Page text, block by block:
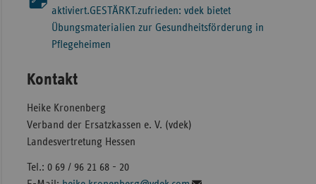
aktiviert.GESTÄRKT.zufrieden: vdek bietet
Übungsmaterialien zur Gesundheitsförderung in
Pflegeheimen
Kontakt
Heike Kronenberg
Verband der Ersatzkassen e. V. (vdek)
Landesvertretung Hessen
Tel.: 0 69 / 96 21 68 - 20